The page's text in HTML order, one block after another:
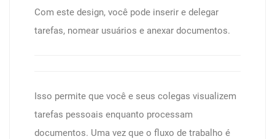
Com este design, você pode inserir e delegar
tarefas, nomear usuários e anexar documentos.
Isso permite que você e seus colegas visualizem
tarefas pessoais enquanto processam
documentos. Uma vez que o fluxo de trabalho é